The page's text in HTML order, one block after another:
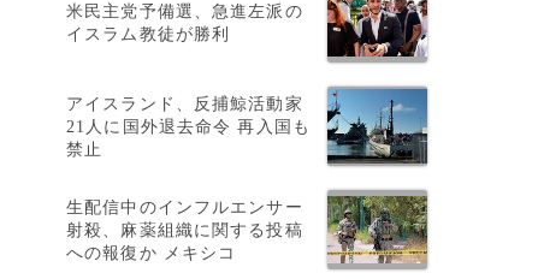
米民主党予備選、急進左派の
イスラム教徒が勝利
アイスランド、反捕鯨活動家
21人に国外退去命令 再入国も
禁止
生配信中のインフルエンサー
射殺、麻薬組織に関する投稿
への報復か メキシコ